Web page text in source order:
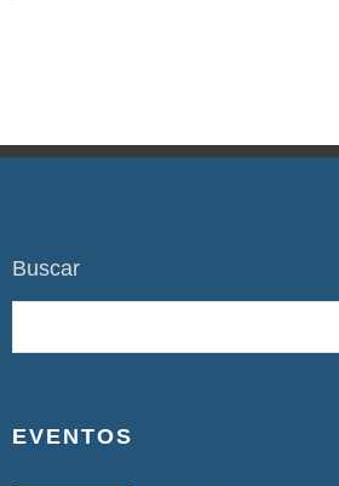
Buscar
EVENTOS